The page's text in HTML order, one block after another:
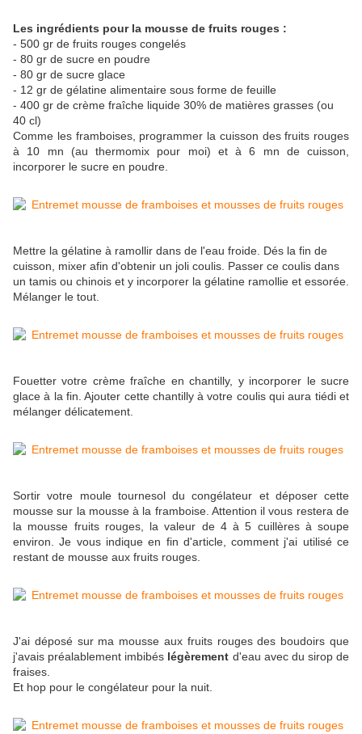
Les ingrédients pour la mousse de fruits rouges :
- 500 gr de fruits rouges congelés
- 80 gr de sucre en poudre
- 80 gr de sucre glace
- 12 gr de gélatine alimentaire sous forme de feuille
- 400 gr de crème fraîche liquide 30% de matières grasses (ou
40 cl)
Comme les framboises, programmer la cuisson des fruits rouges
à 10 mn (au thermomix pour moi) et à 6 mn de cuisson,
incorporer le sucre en poudre.
Mettre la gélatine à ramollir dans de l'eau froide. Dés la fin de
cuisson, mixer afin d'obtenir un joli coulis. Passer ce coulis dans
un tamis ou chinois et y incorporer la gélatine ramollie et essorée.
Mélanger le tout.
Fouetter votre crème fraîche en chantilly, y incorporer le sucre
glace à la fin. Ajouter cette chantilly à votre coulis qui aura tiédi et
mélanger délicatement.
Sortir votre moule tournesol du congélateur et déposer cette
mousse sur la mousse à la framboise. Attention il vous restera de
la mousse fruits rouges, la valeur de 4 à 5 cuillères à soupe
environ. Je vous indique en fin d'article, comment j'ai utilisé ce
restant de mousse aux fruits rouges.
J'ai déposé sur ma mousse aux fruits rouges des boudoirs que
j'avais préalablement imbibés légèrement d'eau avec du sirop de
fraises.
Et hop pour le congélateur pour la nuit.